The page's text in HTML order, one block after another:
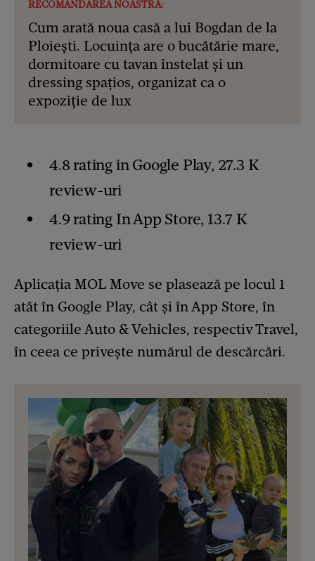
RECOMANDAREA NOASTRĂ:
Cum arată noua casă a lui Bogdan de la
Ploiești. Locuința are o bucătărie mare,
dormitoare cu tavan înstelat și un
dressing spațios, organizat ca o
expoziție de lux
4.8 rating in Google Play, 27.3 K
review-uri
4.9 rating In App Store, 13.7 K
review-uri
Aplicația MOL Move se plasează pe locul 1
atât în Google Play, cât și în App Store, în
categoriile Auto & Vehicles, respectiv Travel,
în ceea ce privește numărul de descărcări.